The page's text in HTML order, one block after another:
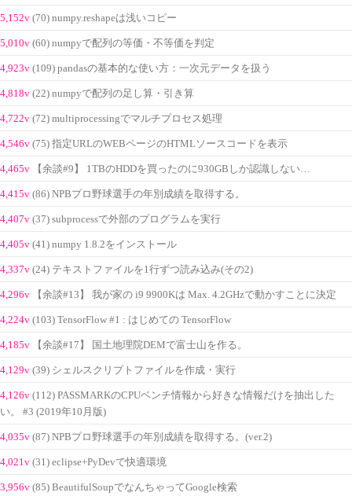
5,152v (70) numpy.reshapeは浅いコピー
5,010v (60) numpyで配列の等価・不等価を判定
4,923v (109) pandasの基本的な使い方：一次元データを扱う
4,818v (22) numpyで配列の足し算・引き算
4,722v (72) multiprocessingでマルチプロセス処理
4,546v (75) 指定URLのWEBページのHTMLソースコードを表示
4,465v 【余談#9】 1TBのHDDを買ったのに930GBしか認識しない…
4,415v (86) NPBプロ野球選手の年別成績を取得する。
4,407v (37) subprocessで外部のプログラムを実行
4,405v (41) numpy 1.8.2をインストール
4,337v (24) テキストファイルを1行ずつ読み込み(その2)
4,296v 【余談#13】 我が家の i9 9900Kは Max. 4.2GHzで動かすことに決定
4,224v (103) TensorFlow #1 : はじめての TensorFlow
4,185v 【余談#17】 国土地理院DEMで富士山を作る。
4,129v (39) シェルスクリプトファイルを作成・実行
4,126v (112) PASSMARKのCPUベンチ情報から好きな情報だけを抽出した
い。 #3 (2019年10月版)
4,035v (87) NPBプロ野球選手の年別成績を取得する。(ver.2)
4,021v (31) eclipse+PyDevで快適環境
3,956v (85) BeautifulSoupでなんちゃってGoogle検索